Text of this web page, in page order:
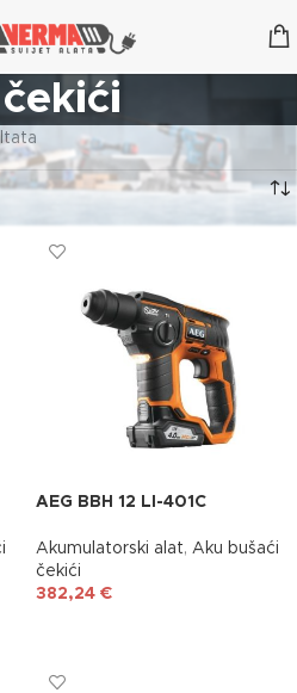
AEG BBH 12 LI-401C
Akumulatorski alat, Aku bušaći
čekići
382,24 €